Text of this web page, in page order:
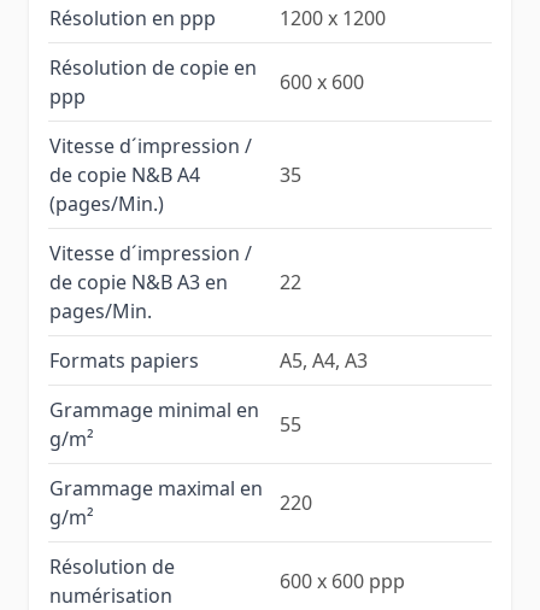
Résolution en ppp
1200 x 1200
Résolution de copie en
ppp
600 x 600
Vitesse d´impression /
de copie N&B A4
(pages/Min.)
35
Vitesse d´impression /
de copie N&B A3 en
pages/Min.
22
Formats papiers
A5, A4, A3
Grammage minimal en
g/m²
55
Grammage maximal en
g/m²
220
Résolution de
numérisation
600 x 600 ppp